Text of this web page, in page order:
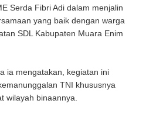
Serda Fibri Adi dalam menjalin
yang baik dengan warga
SDL Kabupaten Muara Enim
ia mengatakan, kegiatan ini
TNI khususnya
wilayah binaannya.